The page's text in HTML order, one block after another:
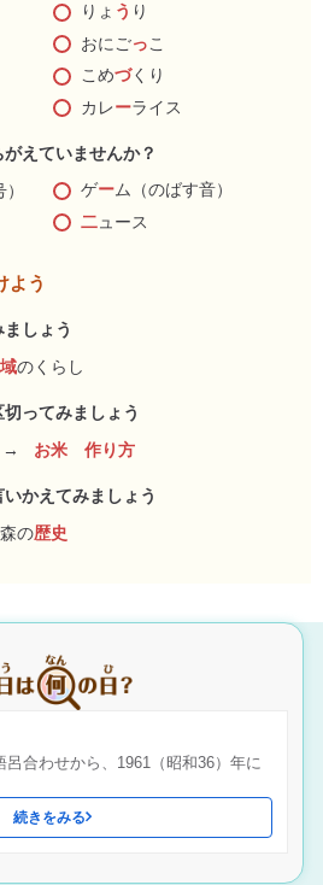
りょ う り
おにごっこ
こめづくり
カレーライス
えていませんか？
ゲーム（のばす音）
二ュース
よう
しょう
のくらし
ってみましょう
→ お米 作り方
かえてみましょう
森の歴史
呂合わせから、1961（昭和36）年に
続きをみる